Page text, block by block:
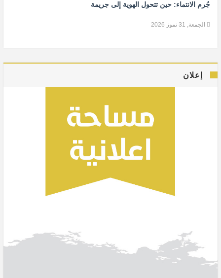
جُرم الانتماء: حين تتحول الهوية إلى جريمة
الجمعة, 31 تموز 2026
إعلان